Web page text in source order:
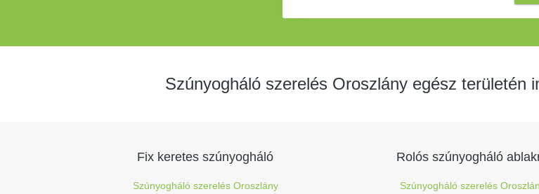
Szúnyogháló szerelés Oroszlány egész területén
Fix keretes szúnyogháló
Szúnyogháló szerelés Oroszlány
Rolós szúnyogháló
Szúnyogháló szerelés